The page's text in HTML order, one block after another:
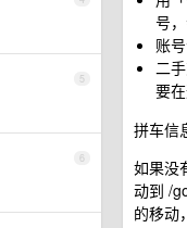
号
账
二
要
拼车信
如果没
动到 /
的移动
5
6